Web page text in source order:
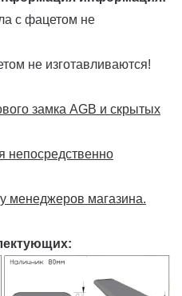
с фацетом не
не изготавливаются!
замка AGB и скрытых
непосредственно
менеджеров магазина.